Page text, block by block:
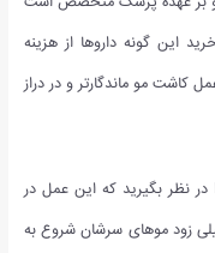
گونه داروها از هزینه
مو ماندگارتر و در دراز
نظر بگیرید که این عمل در
زود موهای سرشان شروع به